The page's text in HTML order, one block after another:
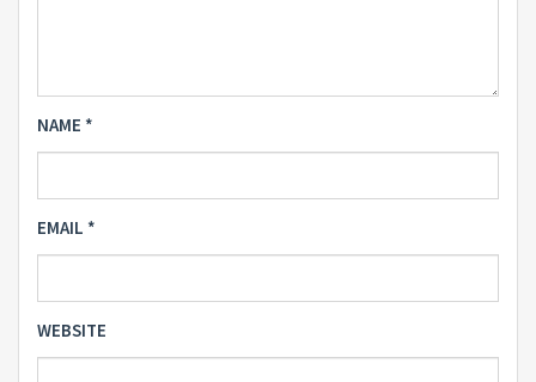
NAME *
EMAIL *
WEBSITE